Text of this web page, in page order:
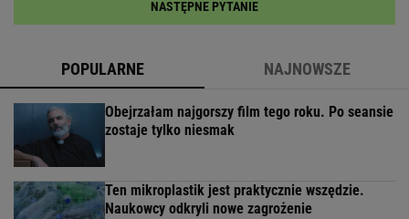
NASTĘPNE PYTANIE
POPULARNE NAJNOWSZE
Obejrzałam najgorszy film tego roku. Po seansie
zostaje tylko niesmak
Ten mikroplastik jest praktycznie wszędzie.
Naukowcy odkryli nowe zagrożenie